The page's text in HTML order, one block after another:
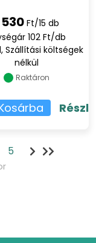
530 Ft/15 db
102 Ft/db
Szállítási költségek
nélkül
Raktáron
5